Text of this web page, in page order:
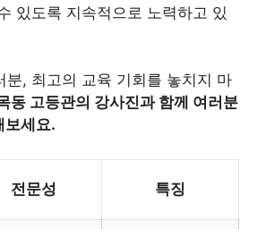
있도록 지속적으로 노력하고 있
분, 최고의 교육 기회를 놓치지 마
동 고등관의 강사진과 함께 여러분
보세요.
전문성 특징